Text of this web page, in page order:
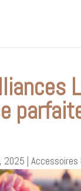
2025 | Accessoires